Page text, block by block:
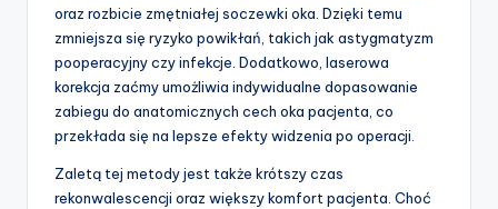
oraz rozbicie zmętniałej soczewki oka. Dzięki temu
zmniejsza się ryzyko powikłań, takich jak astygmatyzm
pooperacyjny czy infekcje. Dodatkowo, laserowa
korekcja zaćmy umożliwia indywidualne dopasowanie
zabiegu do anatomicznych cech oka pacjenta, co
przekłada się na lepsze efekty widzenia po operacji.
Zaletą tej metody jest także krótszy czas
rekonwalescencji oraz większy komfort pacjenta. Choć